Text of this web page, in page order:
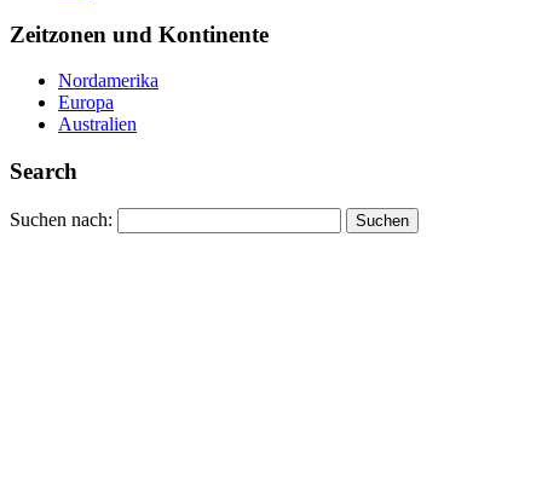
Zeitzonen und Kontinente
Nordamerika
Europa
Australien
Search
Suchen nach: